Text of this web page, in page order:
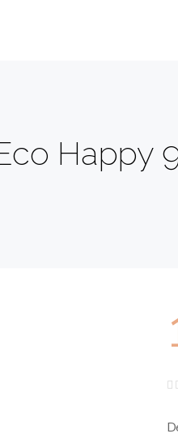
Happy
5